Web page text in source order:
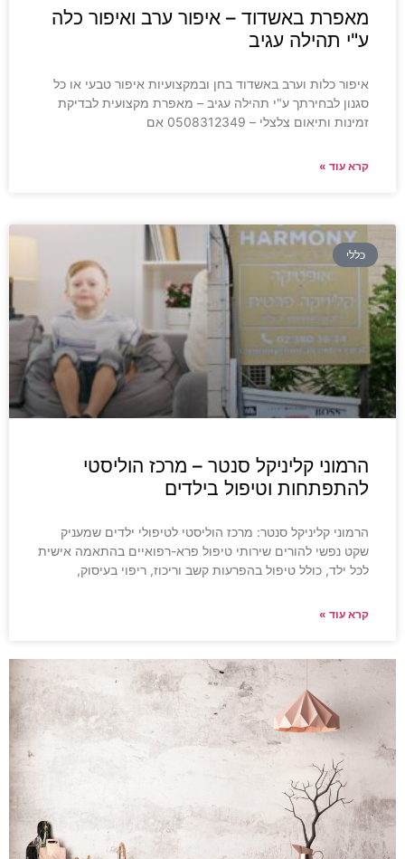
מאפרת באשדוד – איפור ערב ואיפור כלה
ע"י תהילה עגיב
איפור כלות וערב באשדוד בחן ובמקצועיות איפור טבעי או כל
סגנון לבחירתך ע"י תהילה עגיב – מאפרת מקצועית לבדיקת
זמינות ותיאום צלצלי – 0508312349 אם
קרא עוד »
כללי
הרמוני קליניקל סנטר – מרכז הוליסטי
להתפתחות וטיפול בילדים
הרמוני קליניקל סנטר: מרכז הוליסטי לטיפולי ילדים שמעניק
שקט נפשי להורים שירותי טיפול פרא-רפואיים בהתאמה אישית
לכל ילד, כולל טיפול בהפרעות קשב וריכוז, ריפוי בעיסוק,
קרא עוד »